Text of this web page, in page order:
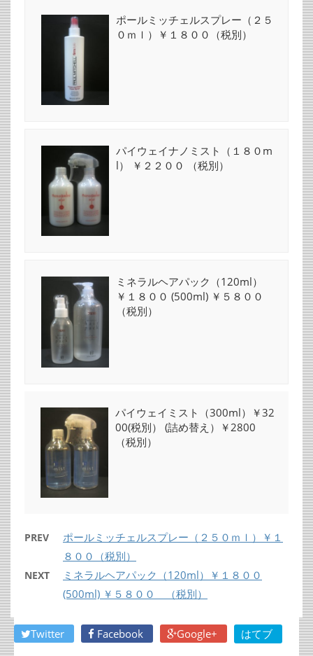
ポールミッチェルスプレー（２５
０ｍｌ）￥１８００（税別）
パイウェイナノミスト（１８０m
l） ￥２２００ （税別）
ミネラルヘアパック（120ml）
￥１８００ (500ml) ￥５８００
（税別）
パイウェイミスト（300ml）￥32
00(税別） (詰め替え）￥2800
（税別）
PREV
ポールミッチェルスプレー（２５０ｍｌ）￥１
８００（税別）
NEXT
ミネラルヘアパック（120ml）￥１８００
(500ml) ￥５８００ （税別）
Twitter Facebook Google+ はてブ